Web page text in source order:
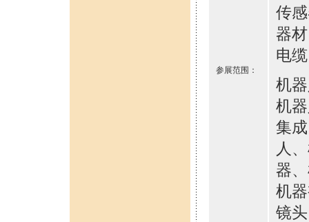
参展范围：
传
器
电
机
机
集
人
器
机
镜